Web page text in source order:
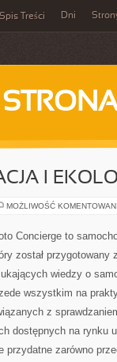
Spis Treści Dni
I
MOŻLIWOŚĆ
Concierge to
został przygotowany
wiedzy o
wszystkim na
z
dostępnych na rynku
zarówno